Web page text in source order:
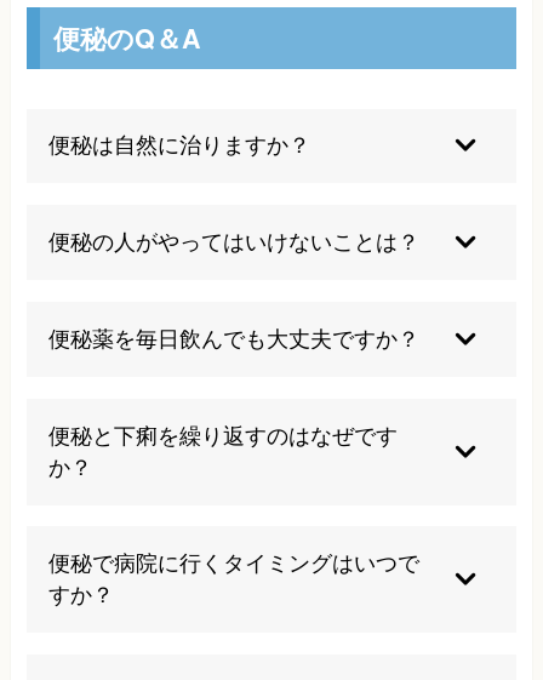
便秘のQ＆A
便秘は自然に治りますか？
癒する場合もありますが、慢性化した便秘は根本
原因を解決しなければ改善は困難です。
便秘の人がやってはいけないことは？
度なダイエット、ストレスの蓄積、運動不足の継
続は便秘を悪化させるため避けるべきです。
便秘薬を毎日飲んでも大丈夫ですか？
せ、薬への依存を招く可能性があるため、根本的
な改善を目指すことが重要です。
便秘と下痢を繰り返すのはなぜです
か？
定になり、過敏性腸症候群として便秘と下痢を交
互に繰り返すことがあります。
便秘で病院に行くタイミングはいつで
すか？